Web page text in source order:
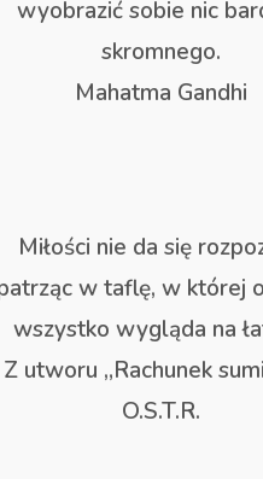
wyobrazić sobie nic
skromnego.
Mahatma Gandhi
Miłości nie da się
w taflę, w której
wszystko wygląda na
Z utworu „Rachunek
O.S.T.R.